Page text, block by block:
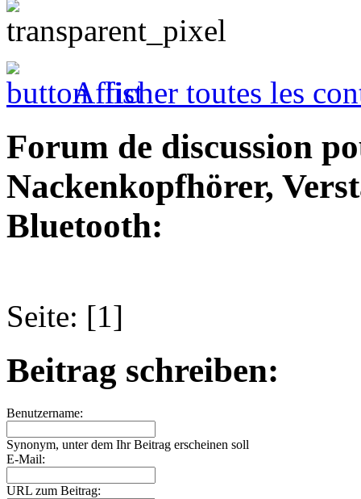
Afficher toutes les
Forum de discussion
Nackenkopfhörer,
Bluetooth:
Seite: [1]
Beitrag schreiben:
Benutzername:
Synonym, unter dem Ihr Beitrag erscheinen soll
E-Mail:
URL zum Beitrag: